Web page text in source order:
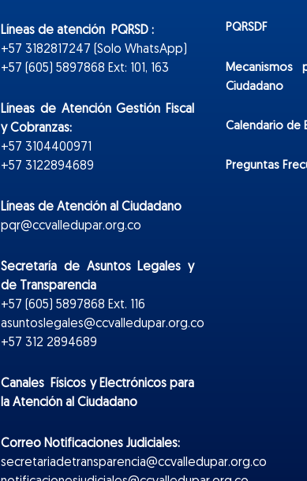
Líneas de atención PQRSD :
+57 3182817247 (Solo WhatsApp)
+57 (605) 5897868 Ext: 101, 163
Líneas de Atención Gestión Fiscal
y Cobranzas:
+57 3104400971
+57 3122894689
Líneas de Atención al Ciudadano
pqr@ccvalledupar.org.co
Secretaría de Asuntos Legales y
de Transparencia
+57 (605) 5897868 Ext. 116
asuntoslegales@ccvalledupar.org.co
+57 312 2894689
Canales Físicos yElectrónicospara
la Atención al Ciudadano
Correo Notificaciones Judiciales:
secretariadetransparencia@ccvalledupar.org.co
PQRSDF
Mecanismos
Ciudadano
Calendario de
Preguntas